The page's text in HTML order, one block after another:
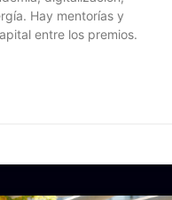
Hay mentorías y
entre los premios.